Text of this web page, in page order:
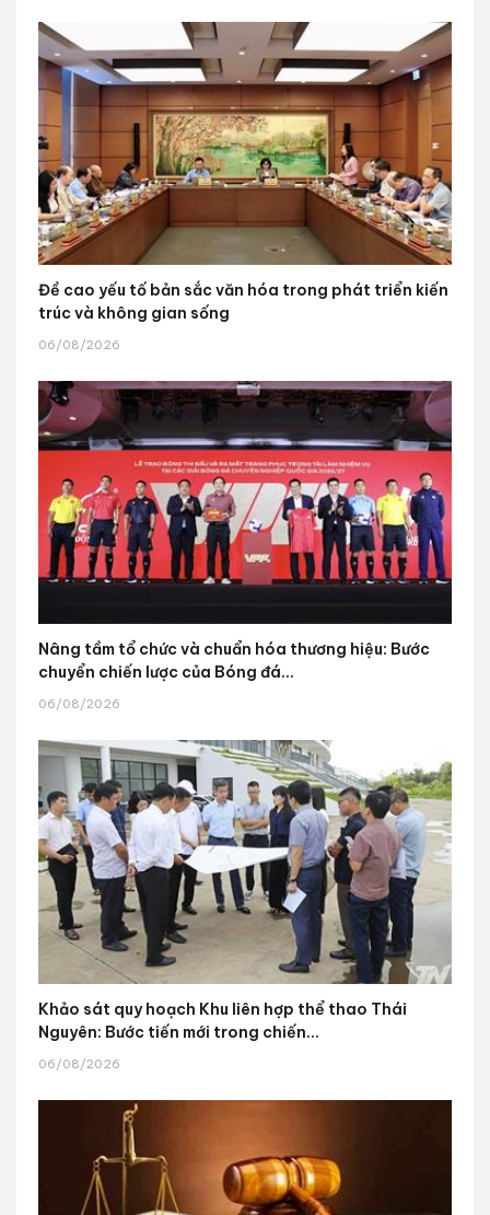
Đề cao yếu tố bản sắc văn hóa trong phát triển kiến
trúc và không gian sống
06/08/2026
Nâng tầm tổ chức và chuẩn hóa thương hiệu: Bước
chuyển chiến lược của Bóng đá...
06/08/2026
Khảo sát quy hoạch Khu liên hợp thể thao Thái
Nguyên: Bước tiến mới trong chiến...
06/08/2026